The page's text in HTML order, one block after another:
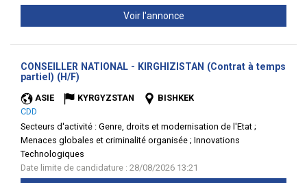
Voir l'annonce
CONSEILLER NATIONAL - KIRGHIZISTAN (Contrat à temps
partiel) (H/F)
ASIE KYRGYZSTAN
BISHKEK
CDD
Secteurs d'activité : Genre, droits et modernisation de l'Etat ;
Menaces globales et criminalité organisée ; Innovations
Technologiques
Date limite de candidature : 28/08/2026 13:21